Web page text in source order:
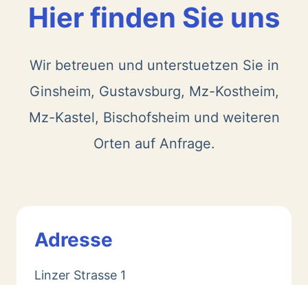
Hier finden Sie uns
Wir betreuen und unterstuetzen Sie in
Ginsheim, Gustavsburg, Mz-Kostheim,
Mz-Kastel, Bischofsheim und weiteren
Orten auf Anfrage.
Adresse
Linzer Strasse 1